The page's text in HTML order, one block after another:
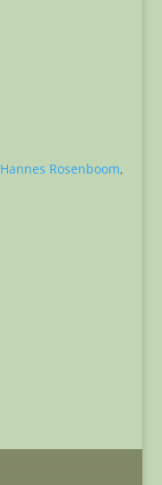
Hannes Rosenboom,